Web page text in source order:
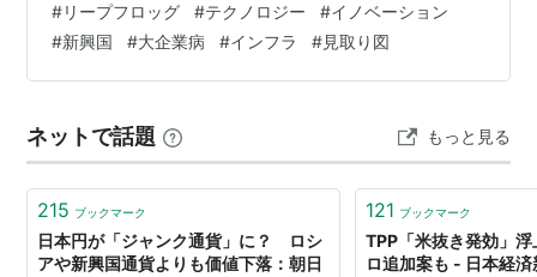
ロッグ型発展の全体像とAI分野への展開リープフロッグ
型発展は、従来の段階的発展モデルを覆す現象として、
21世紀の経済発展を特徴づけています。具体例とAI分野
決済・金融サービスケニア：M-Pesa・銀行口座普及率が
低い中、2007年に携帯…
#リープフロッグ #テクノロジー #イノベーション
#新興国 #大企業病 #インフラ #見取り図
ネットで話題 もっと見る
215 ブックマーク
日本円が「ジャンク通貨」に？ ロシ
アや新興国通貨よりも価値下落：朝日
121 ブックマーク
TPP「米抜き発効」
ロ追加案も - 日本経済